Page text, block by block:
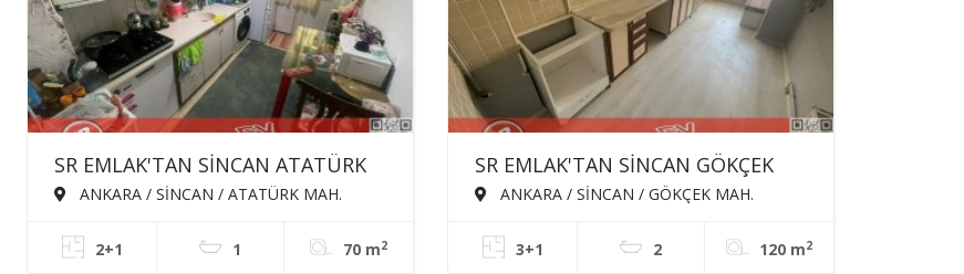
SR EMLAK'TAN SİNCAN ATATÜRK
MAH'DE 2+1 70m² MERKEZİ
ANKARA / SİNCAN / ATATÜRK MAH.
2+1 1 70 m2
SR EMLAK'TAN SİNCAN GÖKÇEK
MAH'DE 3+1 120m² KATTA
KİRALIK DAİRE
ANKARA / SİNCAN / GÖKÇEK MAH.
3+1 2 120 m2